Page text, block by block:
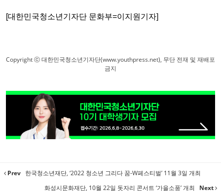
[대한민국청소년기자단 문화부=이지원기자]
Copyright ⓒ 대한민국청소년기자단(www.youthpress.net), 무단 전재 및 재배포
금지
Prev 한국청소년재단, ‘2022 청소년 그리다 꿈-W페스티벌’ 11월 3일 개최
화성시문화재단, 10월 22일 돗자리 콘서트 ‘가을소풍’ 개최
Next